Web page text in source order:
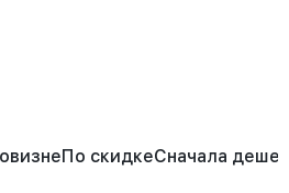
По скидкеСначала